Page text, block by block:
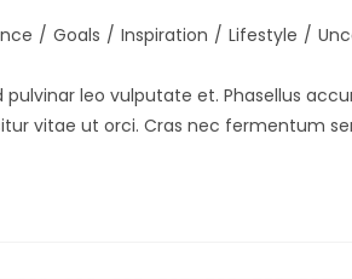
/ Goals / Inspiration / Lifestyle /
leo vulputate et. Phasellus
vitae ut orci. Cras nec fermentum